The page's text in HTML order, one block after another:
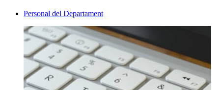
Personal del Departament